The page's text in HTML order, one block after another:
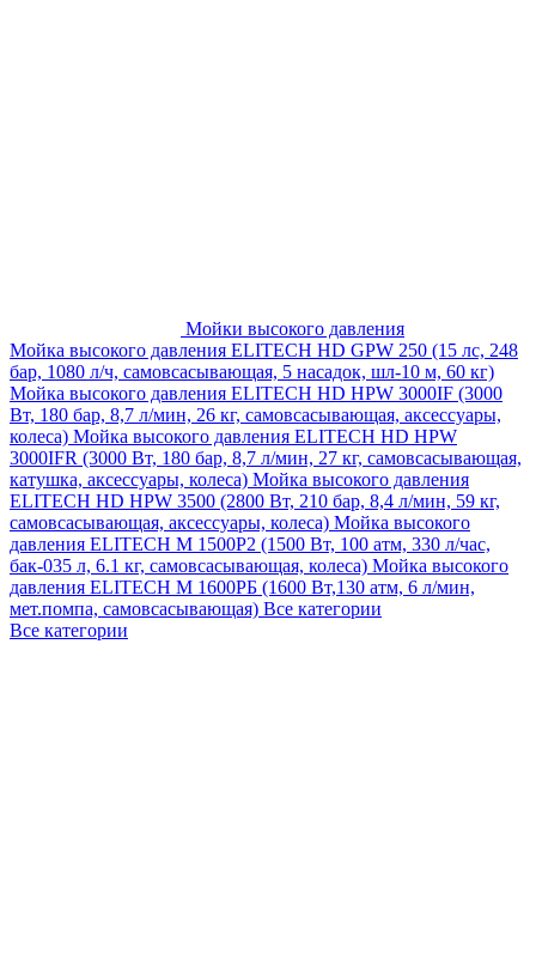
Мойки высокого давления
Мойка высокого давления ELITECH HD GPW 250 (15 лс, 248
бар, 1080 л/ч, самовсасывающая, 5 насадок, шл-10 м, 60 кг)
Мойка высокого давления ELITECH HD HPW 3000IF (3000
Вт, 180 бар, 8,7 л/мин, 26 кг, самовсасывающая, аксессуары,
колеса) Мойка высокого давления ELITECH HD HPW
3000IFR (3000 Вт, 180 бар, 8,7 л/мин, 27 кг, самовсасывающая,
катушка, аксессуары, колеса) Мойка высокого давления
ELITECH HD HPW 3500 (2800 Вт, 210 бар, 8,4 л/мин, 59 кг,
самовсасывающая, аксессуары, колеса) Мойка высокого
давления ELITECH M 1500P2 (1500 Вт, 100 атм, 330 л/час,
бак-035 л, 6.1 кг, самовсасывающая, колеса) Мойка высокого
давления ELITECH М 1600РБ (1600 Вт,130 атм, 6 л/мин,
мет.помпа, самовсасывающая) Все категории
Все категории